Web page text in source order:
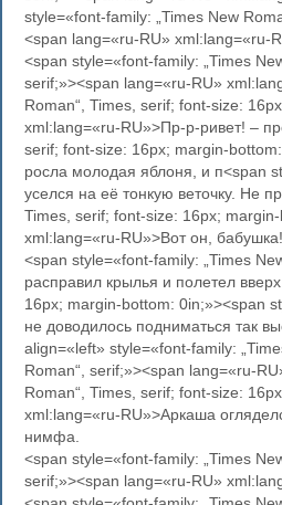
style=«font-family: „Times New
<span lang=«ru-RU» xml:lang=«ru-
<span style=«font-family: „Times
serif;»><span lang=«ru-RU»
Roman“, Times, serif; font-size:
xml:lang=«ru-RU»>Пр-р-ривет! –
serif; font-size: 16px; margin-
росла молодая яблоня, и п<span
уселся на её тонкую веточку. Не
Times, serif; font-size: 16px;
xml:lang=«ru-RU»>Вот он,
<span style=«font-family: „Times
расправил крылья и полетел
16px; margin-bottom: 0in;»><span
не доводилось подниматься так
align=«left» style=«font-family:
Roman“, serif;»><span lang=«ru-
Roman“, Times, serif; font-size:
xml:lang=«ru-RU»>Аркаша
нимфа.
<span style=«font-family: „Times
serif;»><span lang=«ru-RU»